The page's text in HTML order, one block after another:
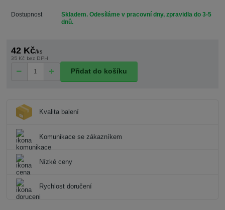
Dostupnost
Skladem. Odesíláme v pracovní dny, zpravidla do 3-5
dnů.
42 Kč/ks
35 Kč bez DPH
Přidat do košíku
Kvalita balení
Komunikace se zákazníkem
Nízké ceny
Rychlost doručení